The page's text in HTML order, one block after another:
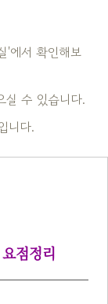
'에서 확인해보
실 수 있습니다.
니다.
점정리